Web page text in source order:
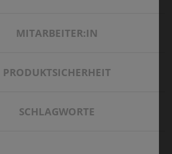
MITARBEITER:IN
PRODUKTSICHERHEIT
SCHLAGWORTE